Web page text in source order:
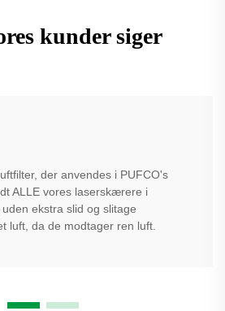
kunder siger
der anvendes i PUFCO's
ALLE vores laserskærere i
ekstra slid og slitage
luft, da de modtager ren luft.